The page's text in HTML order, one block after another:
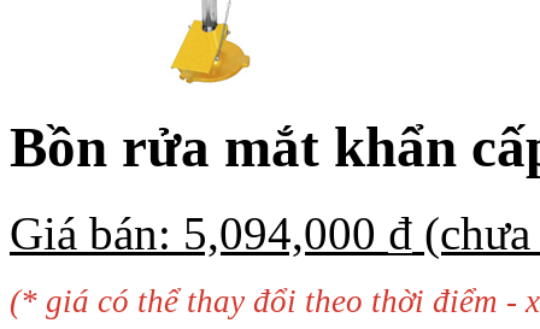
Bồn rửa mắt khẩn
Giá bán: 5,094,000 ₫
(* giá có thể thay đổi theo thời điểm -